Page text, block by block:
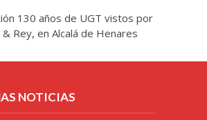
130 años de UGT vistos por
& Rey, en Alcalá de Henares
NOTICIAS